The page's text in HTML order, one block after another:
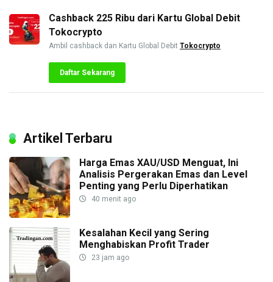
Cashback 225 Ribu dari Kartu Global Debit
Tokocrypto
Ambil cashback dan Kartu Global Debit Tokocrypto
Daftar Sekarang
Artikel Terbaru
Harga Emas XAU/USD Menguat, Ini
Analisis Pergerakan Emas dan Level
Penting yang Perlu Diperhatikan
40 menit ago
Kesalahan Kecil yang Sering
Menghabiskan Profit Trader
23 jam ago